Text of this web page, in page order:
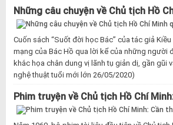
Những câu chuyện về Chủ tịch Hồ
Cuốn sách “Suốt đời học Bác” của tác giả
mạng của Bác Hồ qua lời kể của những người
khắc họa chân dung vị lãnh tụ giản dị, gần gũi
nghệ thuật tuổi mới lớn 26/05/2020)
Phim truyện về Chủ tịch Hồ Chí